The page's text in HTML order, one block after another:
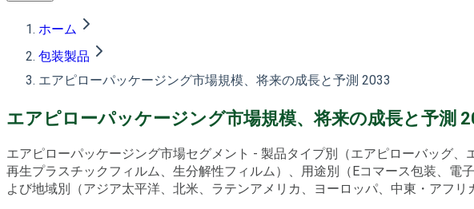
ホーム
包装製品
エアピローパッケージング市場規模、将来の成長と予測 2033
エアピローパッケージング市場規模、将来の成長と予測
エアピローパッケージング市場セグメント - 製品タイプ別（エアピローバッグ
再生プラスチックフィルム、生分解性フィルム）、用途別（Eコマース包装、
よび地域別（アジア太平洋、北米、ラテンアメリカ、ヨーロッパ、中東・アフ